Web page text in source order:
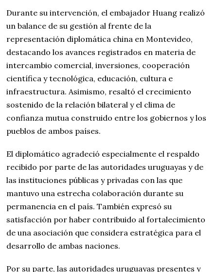
Durante su intervención, el embajador Huang realizó
un balance de su gestión al frente de la
representación diplomática china en Montevideo,
destacando los avances registrados en materia de
intercambio comercial, inversiones, cooperación
científica y tecnológica, educación, cultura e
infraestructura. Asimismo, resaltó el crecimiento
sostenido de la relación bilateral y el clima de
confianza mutua construido entre los gobiernos y los
pueblos de ambos países.
El diplomático agradeció especialmente el respaldo
recibido por parte de las autoridades uruguayas y de
las instituciones públicas y privadas con las que
mantuvo una estrecha colaboración durante su
permanencia en el país. También expresó su
satisfacción por haber contribuido al fortalecimiento
de una asociación que considera estratégica para el
desarrollo de ambas naciones.
Por su parte, las autoridades uruguayas presentes y